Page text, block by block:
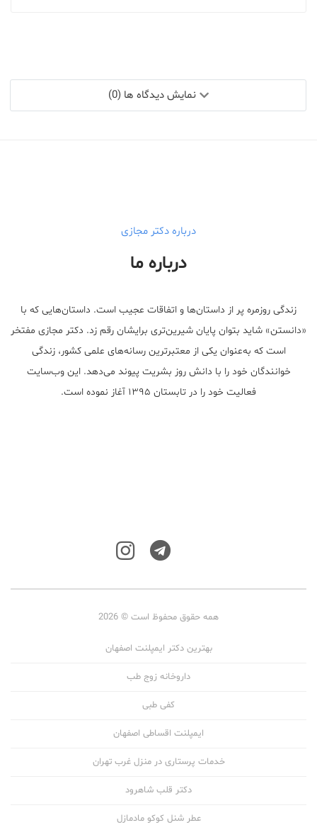
نمایش دیدگاه ها (0)
درباره دکتر مجازی
درباره ما
زندگی روزمره پر از داستان‌ها و اتفاقات عجیب است. داستان‌هایی که با
«دانستن» شاید بتوان پایان شیرین‌تری برایشان رقم زد. دکتر مجازی مفتخر
است که به‌عنوان یکی از معتبر‌ترین رسانه‌های علمی کشور، زندگی
خوانندگان خود را با دانش روز بشریت پیوند می‌دهد. این وب‌سایت
فعالیت خود را در تابستان ۱۳۹۵ آغاز نموده است.
همه حقوق محفوظ است © 2026
بهترین دکتر ایمپلنت اصفهان
داروخانه زوج طب
کفی طبی
ایمپلنت اقساطی اصفهان
خدمات پرستاری در منزل غرب تهران
دکتر قلب شاهرود
عطر شنل کوکو مادمازل